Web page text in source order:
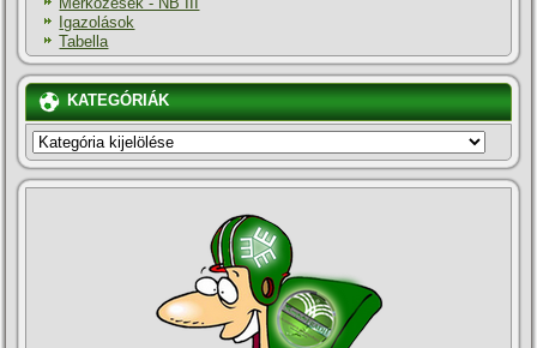
Igazolások
Tabella
KATEGÓRIÁK
KATEGÓRIÁK